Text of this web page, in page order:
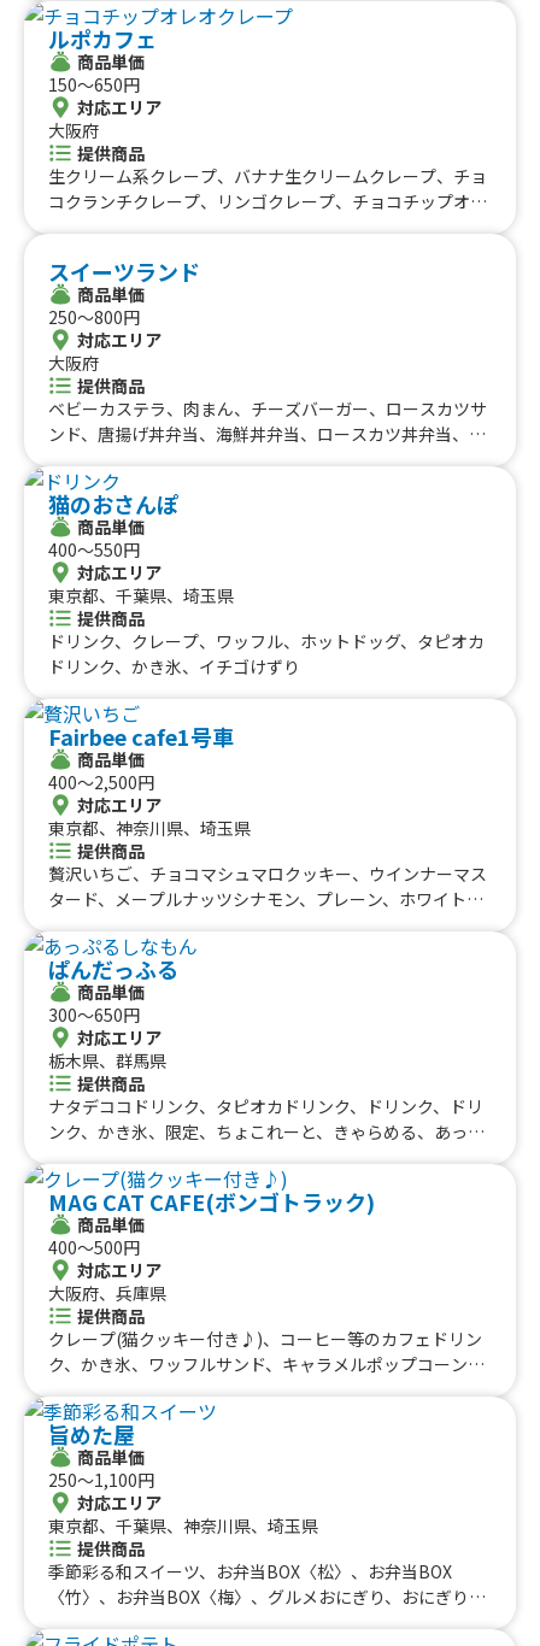
㎖、レモンサワー、角ハイボール、☀️冷やしきゅうりの一
本漬け、☀️とろーりチョコバナナ、☀️ポテトサラダ、☀️ふ
わふわかき氷、学割500円、アルコール
キバーガー(その他6種類程度)、チョコレートパンケーキ
(その他8種類程度)、ふわふわ５㎝パンケーキ(その他4種類
程度)、スイーツドッグ(8種類程度)、ホットスイーツドッ
グ(その他5種類程度)、白玉入チョコレートケーキカップ
(その他8種類程度)、スイーツ白玉(その他7種類程度)、マ
シュマロチョコレート、じゃがチーズ、じゃがバター【塩
コショー・ガーリック】、アメリカンドック、フランクフ
ルト、フライドポテト【塩コショー】、アイスクレープ
程度)、アイスソフトクリーム【数量限定】(2種類程度)、
いちご果肉アイス、綿菓子、肉巻きおにぎり棒、スイーツ
店の唐揚げ、トリュフ ロールドッグ ソーセージ(その他7種
類程度)、ティラミスカップ(その他5種類程度)、ワッフル
ソーセージ(その他5種類程度)、おしるこ、シフォン スキ
ュア【マンゴー・パインのケーキ串】、ラテドリンク缶
(その他７種類程度)、ショコラリッチフラッペ、キャラメ
ルマキアートフラッペ、抹茶リッチフラッペ(宇治抹茶)、
冷やしゴロゴロ果肉・果汁１００% ドリンク、ハワイア
ンブルーソーダ(その他7種類程度)、コーンクリームポター
ジュ(Hot & Cold)、タピオカミルクティー(Hot & Cold)、
アイス・ホットコーヒー(その他3種類程度)、フレーバー濃
厚ミルク(Hot & Cold/その他4種類程度)、かき氷(フワフワ
練乳かき氷・ホイップ練乳かき氷・10種類程度)、ホット
紅茶(その他4種類程度)、スイーツたい焼き(その他5種類程
度)、岸辺祭り限定 ●ケチャップ＆マヨネーズ ロールド
ッグ●ケチャップ ロールドッグ、鶴見緑地フェスタ・PAR
K JAM【限定】・バナナ＆ミックスベリーケーキ缶
ルポカフェ
商品単価
150〜650円
対応エリア
大阪府
提供商品
生クリーム系クレープ、バナナ生クリームクレープ、チョ
コクランチクレープ、リンゴクレープ、チョコチップオレ
ス風クレープ、ソーセージツナ、ハムツナサラダ、ハムサ
ラダ、ツナサラダ、ホットクレープ、和風白玉あずきクレ
ープ、ジェラートアイスクリーム、フレーバーミルク、買
取用メニュー、アイスドリンク、アイスクリームトッピン
グ、コーンスープ、ドリンク、カキ氷
スイーツランド
商品単価
250〜800円
対応エリア
大阪府
提供商品
ベビーカステラ、肉まん、チーズバーガー、ロースカツサ
ンド、唐揚げ丼弁当、海鮮丼弁当、ロースカツ丼弁当、フ
ジー、タピオカミルクティー、チュロス、白玉ココア、ク
リームソーダ、フルーツあめ、ハンバーガー、タマネギ丸
ごとスープ、焼き鳥、ポップコーン、フランクフルト、フ
ルーツポンチ、ロコモコ丼、たこせんべい、テリヤキバー
ガー、ピザ、ホイップ付きチュロス、ワッフルホットサン
ド、パフェ、バナナスムージー、わたあめ、ソフトクリー
ム、ソフトドリンク、フライドポテト、本格果肉入りかき
氷パフェ
猫のおさんぽ
商品単価
400〜550円
対応エリア
東京都、千葉県、埼玉県
提供商品
ドリンク、クレープ、ワッフル、ホットドッグ、タピオカ
ドリンク、かき氷、イチゴけずり
Fairbee cafe1号車
商品単価
400〜2,500円
対応エリア
東京都、神奈川県、埼玉県
提供商品
贅沢いちご、チョコマシュマロクッキー、ウインナーマス
タード、メープルナッツシナモン、プレーン、ホワイトコ
プアーモンド、抹茶あんこ、バラエティ4、バラエティ6、
ツナマヨ韓国のり、サラミピザ、BLTボロネーゼ、くるみ
ハムチーズ、ホット銀毫ジャスミン茶ラテ、アイス銀毫ジ
ャスミン茶ラテ、アイス宇治抹茶ラテ、ホット宇治抹茶ラ
テ、アイスハニーラテ、ホットハニーラテ、グァバ＆マン
ゴー スムージー、ハニー＆パイナップルスムージー
ぱんだっふる
商品単価
300〜650円
対応エリア
栃木県、群馬県
提供商品
ナタデココドリンク、タピオカドリンク、ドリンク、ドリ
ンク、かき氷、限定、ちょこれーと、きゃらめる、あっぷ
MAG CAT CAFE(ボンゴトラック)
商品単価
400〜500円
対応エリア
大阪府、兵庫県
提供商品
クレープ(猫クッキー付き♪)、コーヒー等のカフェドリン
ク、かき氷、ワッフルサンド、キャラメルポップコーン、
取】コーヒー等のカフェドリンク、【買取】クレープ
旨めた屋
商品単価
250〜1,100円
対応エリア
東京都、千葉県、神奈川県、埼玉県
提供商品
季節彩る和スイーツ、お弁当BOX〈松〉、お弁当BOX
〈竹〉、お弁当BOX〈梅〉、グルメおにぎり、おにぎり、